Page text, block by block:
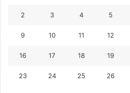
2 3 4 5
9 10 11 12
16 17 18 19
23 24 25 26